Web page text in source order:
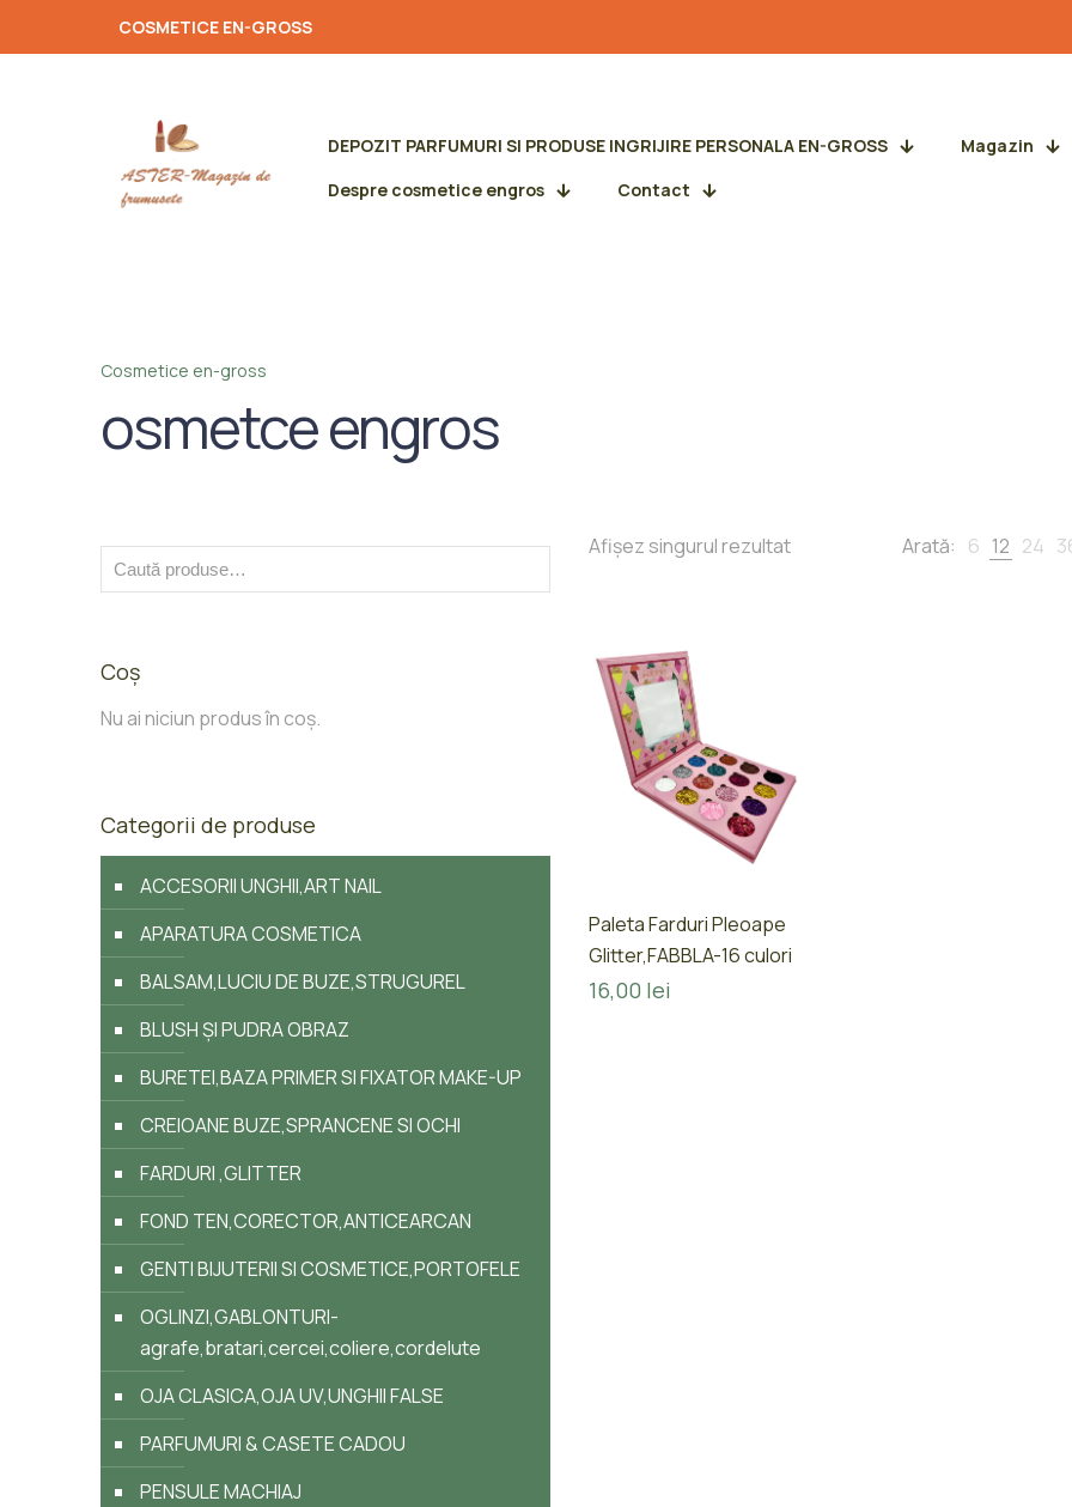
COSMETICE EN-GROSS
DEPOZIT PARFUMURI SI PRODUSE INGRIJIRE PERSONALA EN-GROSS
Magazin
Despre cosmetice engros
Contact
Cosmetice en-gross
osmetce engros
Coș
Nu ai niciun produs în coș.
Categorii de produse
ACCESORII UNGHII,ART NAIL
APARATURA COSMETICA
BALSAM,LUCIU DE BUZE,STRUGUREL
BLUSH ȘI PUDRA OBRAZ
BURETEI,BAZA PRIMER SI FIXATOR MAKE-UP
CREIOANE BUZE,SPRANCENE SI OCHI
FARDURI ,GLITTER
FOND TEN,CORECTOR,ANTICEARCAN
GENTI BIJUTERII SI COSMETICE,PORTOFELE
OGLINZI,GABLONTURI-
agrafe,bratari,cercei,coliere,cordelute
OJA CLASICA,OJA UV,UNGHII FALSE
PARFUMURI & CASETE CADOU
PENSULE MACHIAJ
Afișez singurul rezultat Arată: 6 12 24
Paleta Farduri Pleoape
Glitter,FABBLA-16 culori
16,00 lei